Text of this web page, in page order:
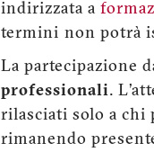
indirizzata a
termini non potrà
La partecipazione
professionali.
rilasciati solo a chi
rimanendo